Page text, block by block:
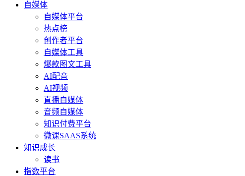
自媒体
自媒体平台
热点榜
创作者平台
自媒体工具
爆款图文工具
AI配音
AI视频
直播自媒体
音频自媒体
知识付费平台
微课SAAS系统
知识成长
读书
指数平台